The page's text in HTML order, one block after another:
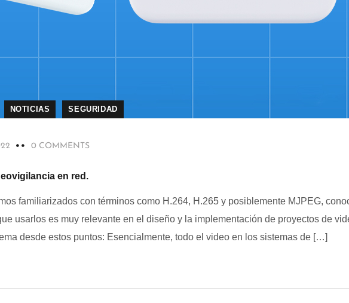
NOTICIAS SEGURIDAD
0 COMMENTS
en red.
familiarizados con términos como H.264, H.265 y posiblemente MJPEG,
usarlos es muy relevante en el diseño y la implementación de proyectos de
desde estos puntos: Esencialmente, todo el video en los sistemas de […]